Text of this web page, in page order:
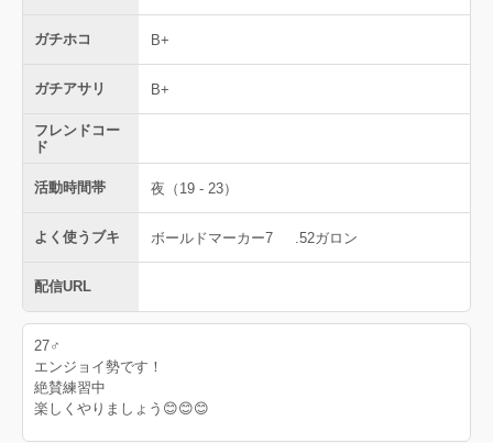
ガチホコ B+
ガチアサリ B+
フレンドコー
ド
活動時間帯 夜（19 - 23）
よく使うブキ ボールドマーカー7 .52ガロン
配信URL
27♂
エンジョイ勢です！
絶賛練習中
楽しくやりましょう😊😊😊